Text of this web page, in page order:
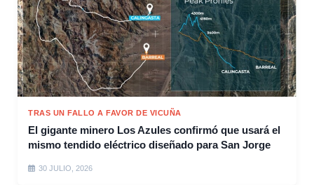
TRAS UN FALLO A FAVOR DE VICUÑA
El gigante minero Los Azules confirmó que usará el
mismo tendido eléctrico diseñado para San Jorge
30 JULIO, 2026